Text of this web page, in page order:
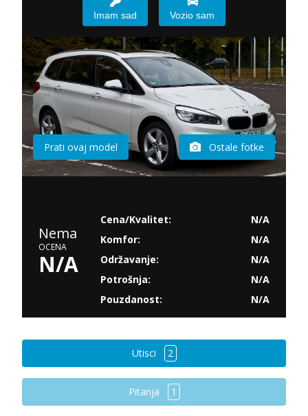
Imam sad Vozio sam
Prati ovaj model Ostale fotke
Nema
OCENA
N/A
Cena/Kvalitet:
N/A
Komfor:
N/A
Održavanje:
N/A
Potrošnja:
N/A
Pouzdanost:
N/A
Utisci 2
Pitanja 1